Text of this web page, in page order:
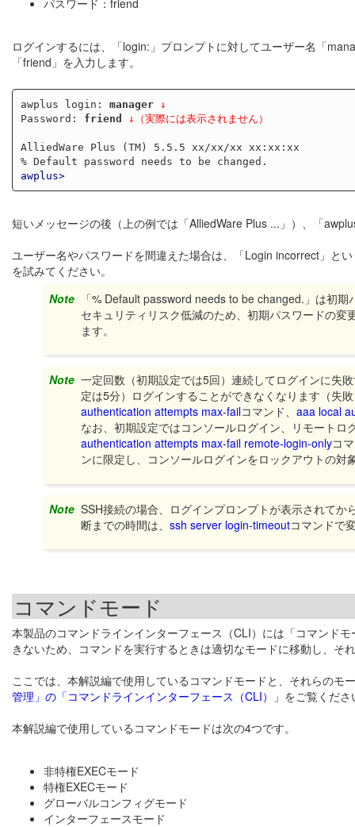
パスワード：friend
ログインするには、「login:」プロンプトに対してユーザー名「
「friend」を入力します。
awplus login: manager
↓
Password: friend ↓（実際には表示されません）
AlliedWare Plus (TM) 5.5.5 xx/xx/xx xx:xx:xx
awplus>
短いメッセージの後（上の例では「AlliedWare Plus ...」）、「
ユーザー名やパスワードを間違えた場合は、「Login incorrect」と
を試みてください。
Note
「% Default password needs to be changed.」は初
セキュリティリスク低減のため、初期パスワードの
ます。
Note 一定回数（初期設定では5回）連続してログインに失
定は5分）ログインすることができなくなります（失
authentication attempts max-failコマンド、aaa local
なお、初期設定ではコンソールログイン、リモート
authentication attempts max-fail remote-login-onlyコ
ンに限定し、コンソールログインをロックアウトの対
Note SSH接続の場合、ログインプロンプトが表示されて
断までの時間は、ssh server login-timeoutコマンドで
コマンドモード
本製品のコマンドラインインターフェース（CLI）には「コマンド
きないため、コマンドを実行するときは適切なモードに移動し、そ
ここでは、本解説編で使用しているコマンドモードと、それらの
管理」の「コマンドラインインターフェース（CLI）」 をご覧くださ
本解説編で使用しているコマンドモードは次の4つです。
非特権EXECモード
特権EXECモード
グローバルコンフィグモード
インターフェースモード